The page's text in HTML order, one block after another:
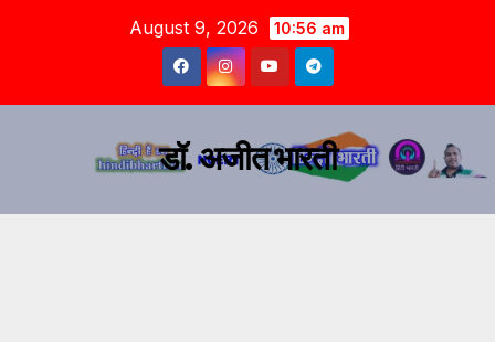
August 9, 2026 10:56 am
डॉ. अजीत भारती